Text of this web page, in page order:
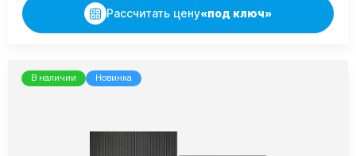
Рассчитать цену«под ключ»
В наличии Новинка